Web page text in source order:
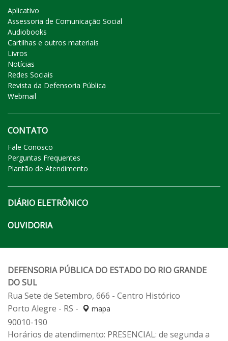
Aplicativo
Assessoria de Comunicação Social
Audiobooks
Cartilhas e outros materiais
Livros
Notícias
Redes Sociais
Revista da Defensoria Pública
Webmail
CONTATO
Fale Conosco
Perguntas Frequentes
Plantão de Atendimento
DIÁRIO ELETRÔNICO
OUVIDORIA
DEFENSORIA PÚBLICA DO ESTADO DO RIO GRANDE
DO SUL
Rua Sete de Setembro, 666 - Centro Histórico
Porto Alegre - RS -
mapa
90010-190
Horários de atendimento: PRESENCIAL: de segunda a